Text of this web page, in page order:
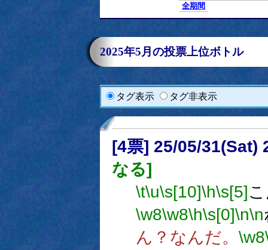
全期間
2025年5月の投票上位ボトル
タグ表示 タグ非表示
[4票] 25/05/31(Sat)
なる]
\t\u\s[10]\h\s[5]
\w8\w8\h\s[0]\n\n
ん？なんだ。 \w8